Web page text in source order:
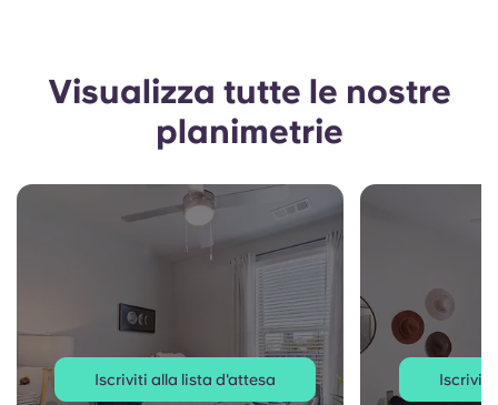
Visualizza tutte le nostre
planimetrie
Iscriviti alla lista d'attesa Iscriviti